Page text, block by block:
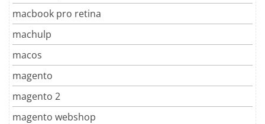
macbook pro retina
machulp
macos
magento
magento 2
magento webshop